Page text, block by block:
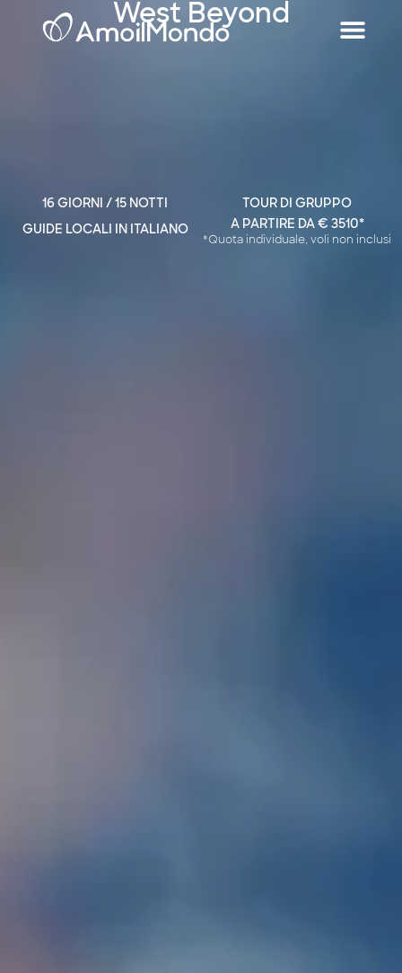
West Beyond
16 GIORNI / 15 NOTTI
TOUR DI GRUPPO
GUIDE LOCALI IN ITALIANO
A PARTIRE DA € 3510*
*Quota individuale, voli non inclusi